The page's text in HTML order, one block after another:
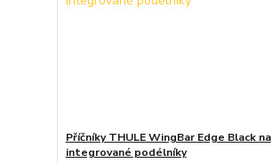
Příčníky THULE WingBar Edge Black na
integrované podélníky